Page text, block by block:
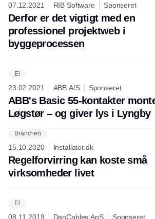
07.12.2021 RIB Software Sponseret
Derfor er det vigtigt med en
professionel projektweb i
byggeprocessen
El
23.02.2021 ABB A/S Sponseret
ABB's Basic 55-kontakter
Løgstør – og giver lys i Lyngby
Branchen
15.10.2020 Installator.dk
Regelforvirring kan koste små
virksomheder livet
El
08.11.2019 DanCables ApS Sponseret